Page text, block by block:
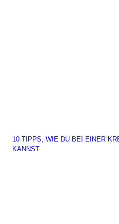
10 TIPPS, WIE DU BEI EINER
KANNST